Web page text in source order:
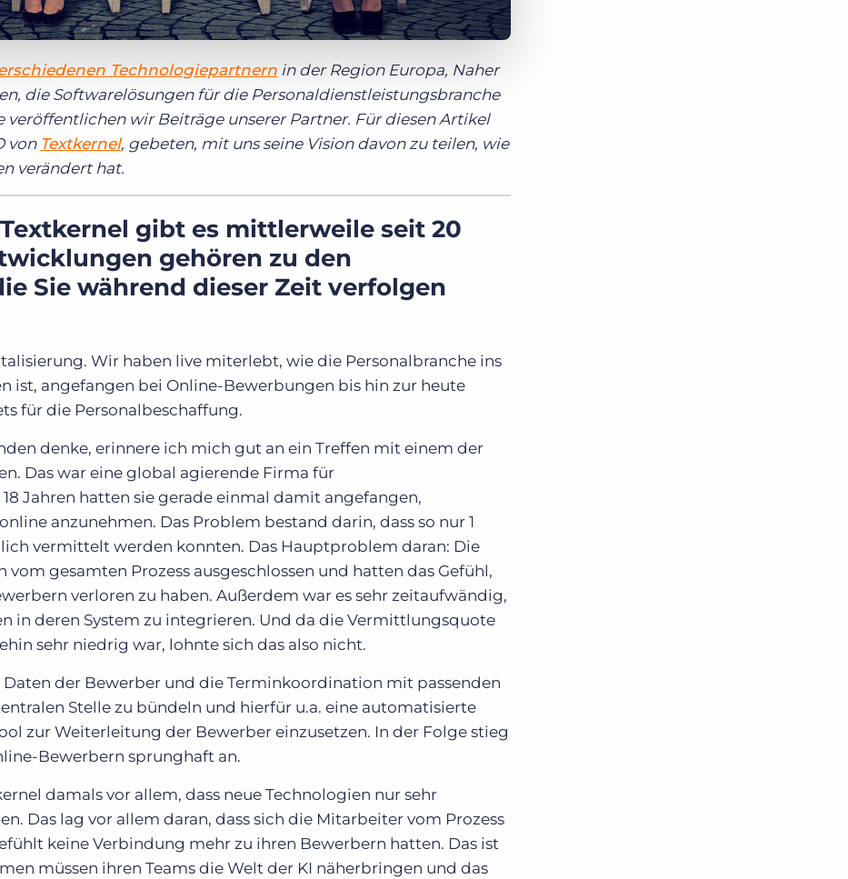
Technologiepartnern in der Region Europa, Naher
die Softwarelösungen für die Personaldienstleistungsbranche
veröffentlichen wir Beiträge unserer Partner. Für diesen Artikel
von Textkernel, gebeten, mit uns seine Vision davon zu teilen, wie
verändert hat.
gibt es mittlerweile seit 20
gehören zu den
Sie während dieser Zeit verfolgen
Wir haben live miterlebt, wie die Personalbranche ins
ist, angefangen bei Online-Bewerbungen bis hin zur heute
für die Personalbeschaffung.
denke, erinnere ich mich gut an ein Treffen mit einem der
Das war eine global agierende Firma für
Jahren hatten sie gerade einmal damit angefangen,
anzunehmen. Das Problem bestand darin, dass so nur 1
vermittelt werden konnten. Das Hauptproblem daran: Die
gesamten Prozess ausgeschlossen und hatten das Gefühl,
verloren zu haben. Außerdem war es sehr zeitaufwändig,
in deren System zu integrieren. Und da die Vermittlungsquote
sehr niedrig war, lohnte sich das also nicht.
der Bewerber und die Terminkoordination mit passenden
Stelle zu bündeln und hierfür u.a. eine automatisierte
zur Weiterleitung der Bewerber einzusetzen. In der Folge stieg
Bewerbern sprunghaft an.
damals vor allem, dass neue Technologien nur sehr
Das lag vor allem daran, dass sich die Mitarbeiter vom Prozess
keine Verbindung mehr zu ihren Bewerbern hatten. Das ist
müssen ihren Teams die Welt der KI näherbringen und das